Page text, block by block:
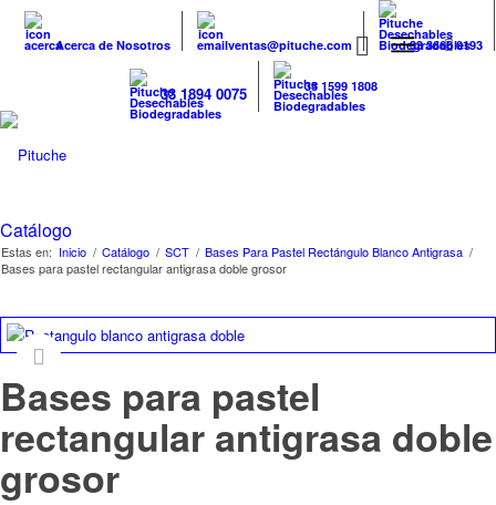
Acerca de Nosotros ventas@pituche.com 33 3666 0193
33 1894 0075 33 1599 1808
Catálogo
Estas en: Inicio / Catálogo / SCT / Bases Para Pastel Rectángulo Blanco Antigrasa /
Bases para pastel rectangular antigrasa doble grosor
Bases para pastel
rectangular antigrasa doble
grosor